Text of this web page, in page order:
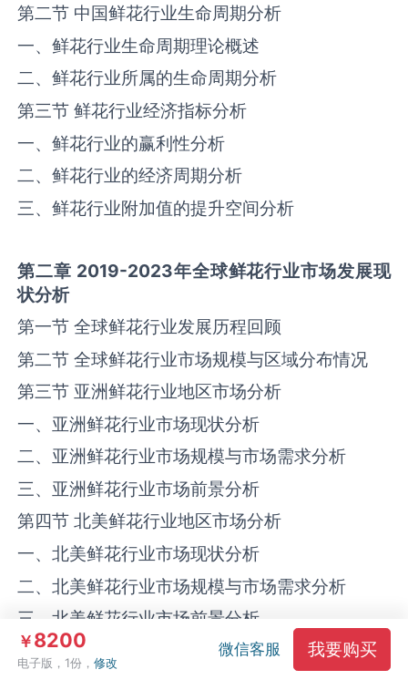
第二节 中国鲜花行业生命周期分析
一、鲜花行业生命周期理论概述
二、鲜花行业所属的生命周期分析
第三节 鲜花行业经济指标分析
一、鲜花行业的赢利性分析
二、鲜花行业的经济周期分析
三、鲜花行业附加值的提升空间分析
第二章 2019-2023年全球鲜花行业市场发展现
状分析
第一节 全球鲜花行业发展历程回顾
第二节 全球鲜花行业市场规模与区域分布情况
第三节 亚洲鲜花行业地区市场分析
一、亚洲鲜花行业市场现状分析
二、亚洲鲜花行业市场规模与市场需求分析
三、亚洲鲜花行业市场前景分析
第四节 北美鲜花行业地区市场分析
一、北美鲜花行业市场现状分析
二、北美鲜花行业市场规模与市场需求分析
三、北美鲜花行业市场前景分析
第五节 欧洲鲜花行业地区市场分析
￥8200
电子版，1份，修改
微信客服 我要购买